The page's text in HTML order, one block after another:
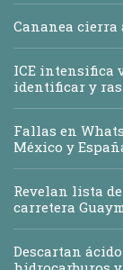
Cananea
ICE intensifica
identificar y
Fallas en
México y
Revelan lista
carretera
Descartan